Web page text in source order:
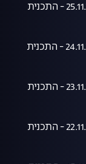
לפני החדשות 25.11.21 - התכנית
לפני החדשות 24.11.21 - התכנית
לפני החדשות 23.11.21 - התכנית
לפני החדשות 22.11.21 - התכנית